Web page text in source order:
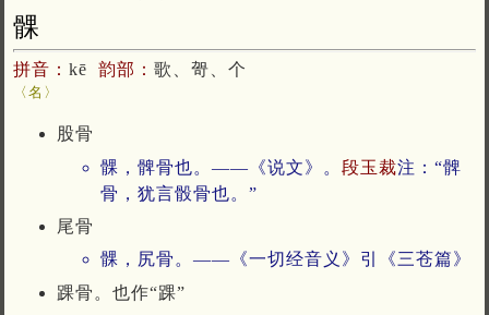
髁
拼音： kē 韵部： 歌、哿、个
〈名〉
股骨
髁，髀骨也。——《说文》。 段玉裁注：“髀
骨，犹言骰骨也。”
尾骨
髁，尻骨。——《一切经音义》引《三苍篇》
踝骨。也作“踝”